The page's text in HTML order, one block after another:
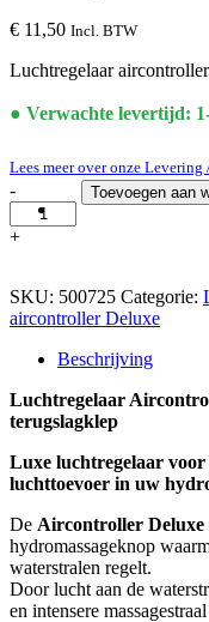
€ 11,50 Incl. BTW
Luchtregelaar
● Verwachte levertijd:
Lees meer over onze Levering
-
Luchtregelaar
aircontroller Deluxe
+
Toevoegen aan
SKU: 500725 Categorie:
aircontroller Deluxe
Beschrijving
Luchtregelaar
terugslagklep
Luxe luchtregelaar
luchttoevoer in uw
De Aircontroller Deluxe
hydromassageknop
waterstralen regelt.
Door lucht aan de
en intensere